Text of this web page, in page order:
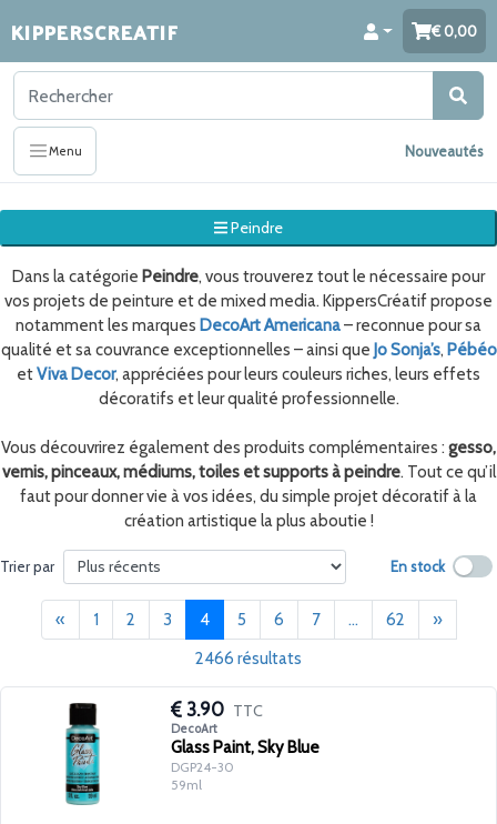
KIPPERSCREATIF 0,00
Menu Nouveautés
Peindre
Dans la catégorie Peindre, vous trouverez tout le nécessaire pour
vos projets de peinture et de mixed media. KippersCréatif propose
notamment les marques DecoArt Americana– reconnue pour sa
qualité et sa couvrance exceptionnelles – ainsi que Jo Sonja’s, Pébéo
etViva Decor, appréciées pour leurs couleurs riches, leurs effets
décoratifs et leur qualité professionnelle.
Vous découvrirez également des produits complémentaires : gesso,
vernis, pinceaux, médiums, toiles et supports à peindre. Tout ce qu’il
faut pour donner vie à vos idées, du simple projet décoratif à la
création artistique la plus aboutie !
Trier par En stock
«Précédent
1 2 3 4(current)
5 6 7 ... 62 »Suivant
2466 résultats
3.90 TTC
DecoArt
Glass Paint, Sky Blue
DGP24-30
59ml